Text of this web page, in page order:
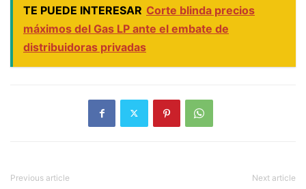
TE PUEDE INTERESAR Corte blinda precios
máximos del Gas LP ante el embate de
distribuidoras privadas
Previous article Next article